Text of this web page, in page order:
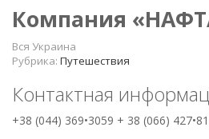
Компания
Вся Украина
Рубрика: Путешествия
Контактная
+38 (044) 369•3059 + 38 (066)